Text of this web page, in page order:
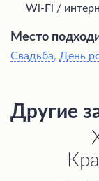
Wi-Fi /
Место
Свадьба, День
Другие